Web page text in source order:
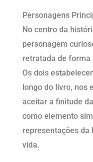
Personagens
No centro da
personagem
retratada de forma
Os dois
longo do livro, nos
aceitar a finitude
como elemento
representações da
vida.